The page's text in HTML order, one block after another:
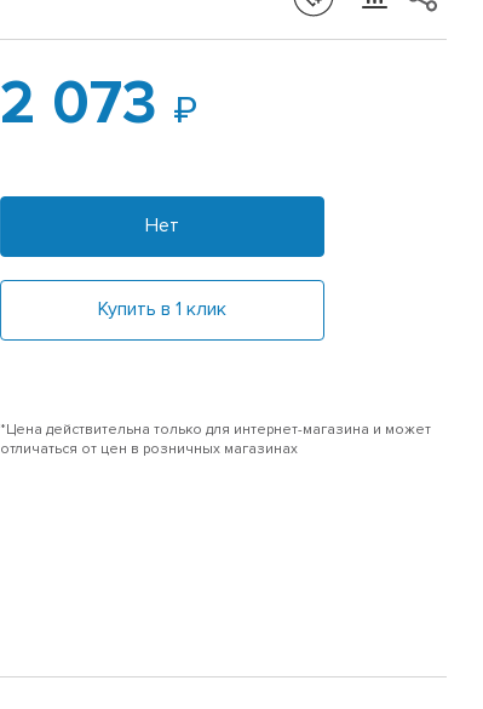
2 073
Нет
Купить в 1 клик
*Цена действительна только для интернет-магазина и может
отличаться от цен в розничных магазинах